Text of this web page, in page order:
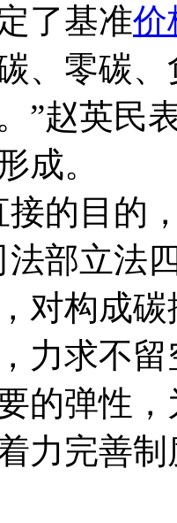
了基准价
、零碳
”赵英民
成。
接的目的
法部立法
对构成
力求不
的弹性
力完善